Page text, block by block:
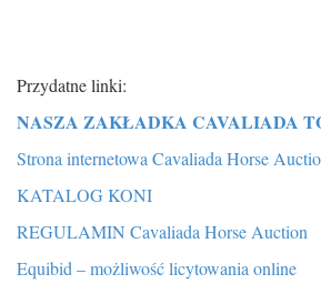
Przydatne linki:
NASZA ZAKŁADKA CAVALIADA
Strona internetowa Cavaliada Horse
KATALOG KONI
REGULAMIN Cavaliada Horse Auction
Equibid – możliwość licytowania online